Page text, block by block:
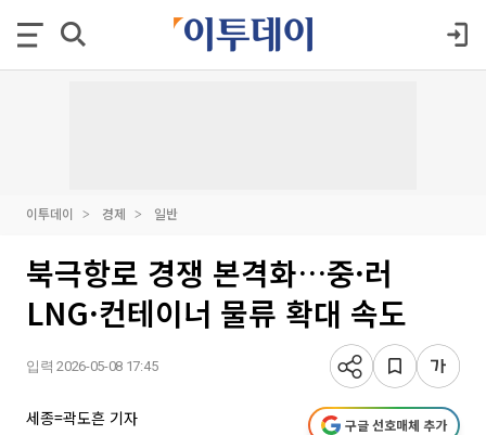
이투데이 경제 일반
북극항로 경쟁 본격화…중·러
LNG·컨테이너 물류 확대 속도
입력 2026-05-08 17:45
세종=곽도흔 기자 구글 선호매체 추가